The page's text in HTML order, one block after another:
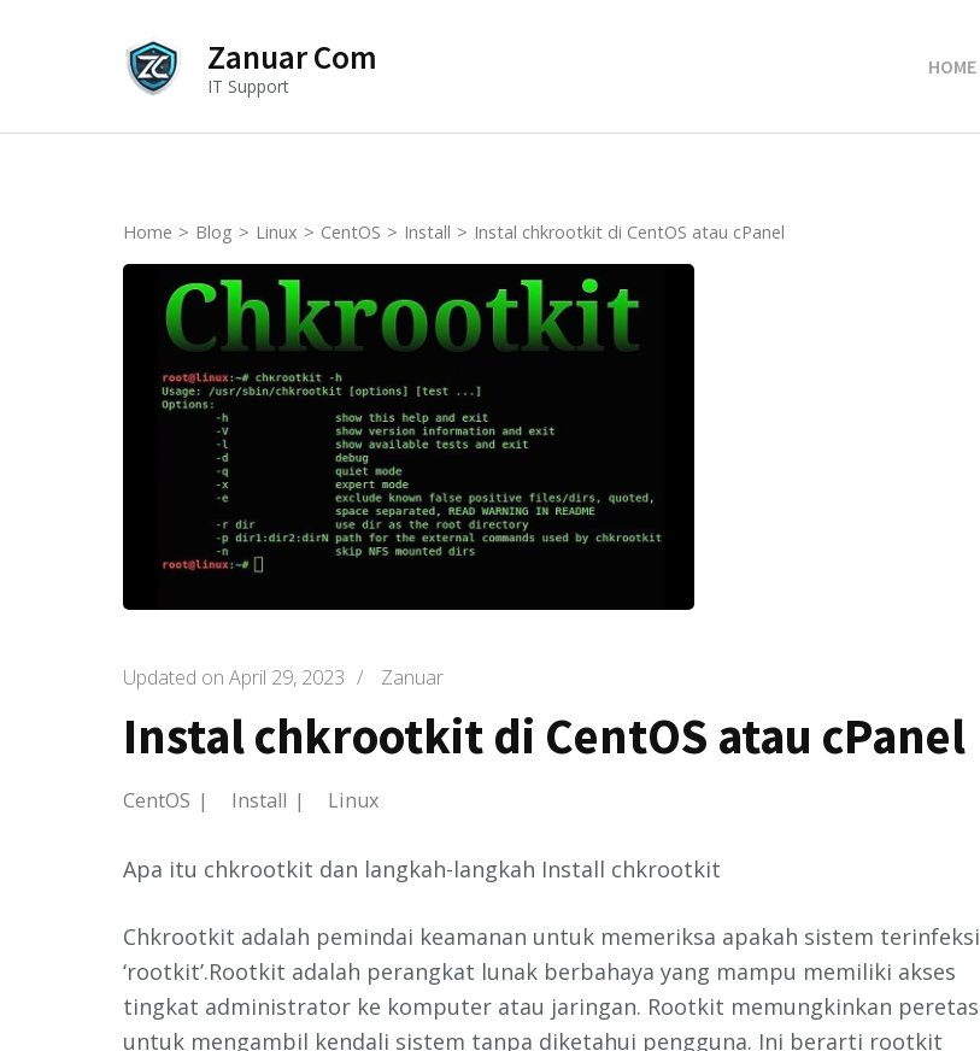
Zanuar Com
IT Support
HOME
Home > Blog > Linux > CentOS > Install > Instal chkrootkit di CentOS atau cPanel
Updated on April 29, 2023 / Zanuar
Instal chkrootkit di CentOS atau cPanel
CentOS Install Linux
Apa itu chkrootkit dan langkah-langkah Install chkrootkit
Chkrootkit adalah pemindai keamanan untuk memeriksa apakah sistem terinfeksi
‘rootkit’.Rootkit adalah perangkat lunak berbahaya yang mampu memiliki akses
tingkat administrator ke komputer atau jaringan. Rootkit memungkinkan peretas
untuk mengambil kendali sistem tanpa diketahui pengguna. Ini berarti rootkit